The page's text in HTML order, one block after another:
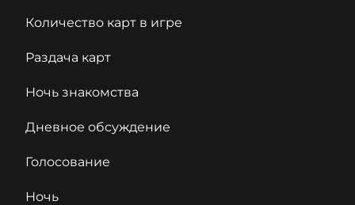
Количество карт в игре
Раздача карт
Ночь знакомства
Дневное обсуждение
Голосование
Ночь